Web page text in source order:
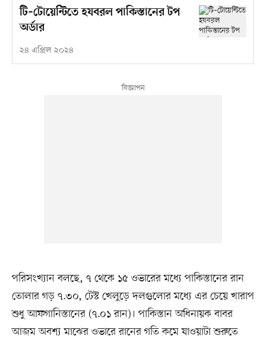
টি–টোয়েন্টিতে হযবরল পাকিস্তানের টপ
অর্ডার
২৪ এপ্রিল ২০২৪
পরিসংখ্যান বলছে, ৭ থেকে ১৫ ওভারের মধ্যে পাকিস্তানের রান
তোলার গড় ৭.৩০, টেস্ট খেলুড়ে দলগুলোর মধ্যে এর চেয়ে খারাপ
শুধু আফগানিস্তানের (৭.০১ রান)। পাকিস্তান অধিনায়ক বাবর
আজম অবশ্য মাঝের ওভারে রানের গতি কমে যাওয়াটা শুরুতে